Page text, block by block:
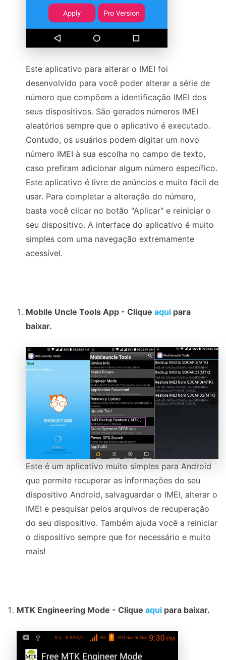
Este aplicativo para alterar o IMEI foi
desenvolvido para você poder alterar a série de
número que compõem a identificação IMEI dos
seus dispositivos. São gerados números IMEI
aleatórios sempre que o aplicativo é executado.
Contudo, os usuários podem digitar um novo
número IMEI à sua escolha no campo de texto,
caso prefiram adicionar algum número específico.
Este aplicativo é livre de anúncios e muito fácil de
usar. Para completar a alteração do número,
basta você clicar no botão "Aplicar" e reiniciar o
seu dispositivo. A interface do aplicativo é muito
simples com uma navegação extremamente
acessível.
Mobile Uncle Tools App - Clique aqui para
baixar.
Este é um aplicativo muito simples para Android
que permite recuperar as informações do seu
dispositivo Android, salvaguardar o IMEI, alterar o
IMEI e pesquisar pelos arquivos de recuperação
do seu dispositivo. Também ajuda você a reiniciar
o dispositivo sempre que for necessário e muito
mais!
MTK Engineering Mode - Clique aqui para baixar.